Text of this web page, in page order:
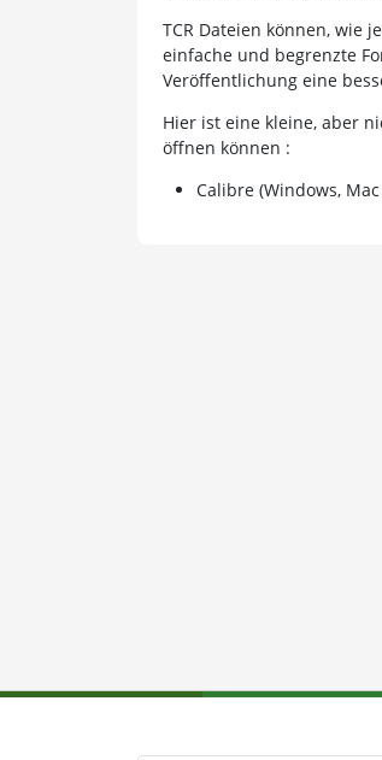
TCR Dateien können, wie
einfache und begrenzte
Veröffentlichung eine
Hier ist eine kleine, aber
öffnen können :
Calibre (Windows,